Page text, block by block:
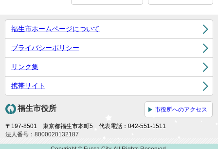
福生市ホームページについて
プライバシーポリシー
リンク集
携帯サイト
福生市役所 市役所へのアクセス
〒197-8501 東京都福生市本町5 代表電話：042-551-1511
法人番号：8000020132187